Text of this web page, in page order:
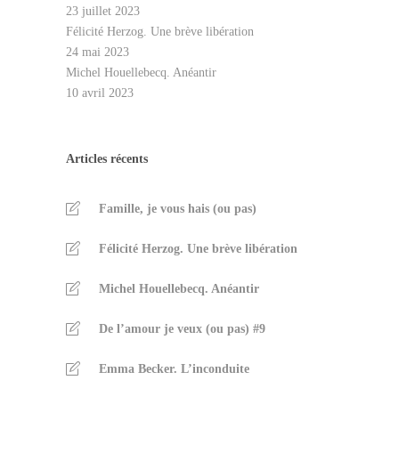
23 juillet 2023
Félicité Herzog. Une brève libération
24 mai 2023
Michel Houellebecq. Anéantir
10 avril 2023
Articles récents
Famille, je vous hais (ou pas)
Félicité Herzog. Une brève libération
Michel Houellebecq. Anéantir
De l’amour je veux (ou pas) #9
Emma Becker. L’inconduite